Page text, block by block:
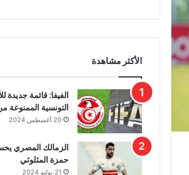
الأكثر مشاهدة
الفيفا: قائمة جديدة
التونسية الممنوعة
20 أغسطس 2024
الزمالك المصري
حمزة المثلوثي
21 يوليو 2024